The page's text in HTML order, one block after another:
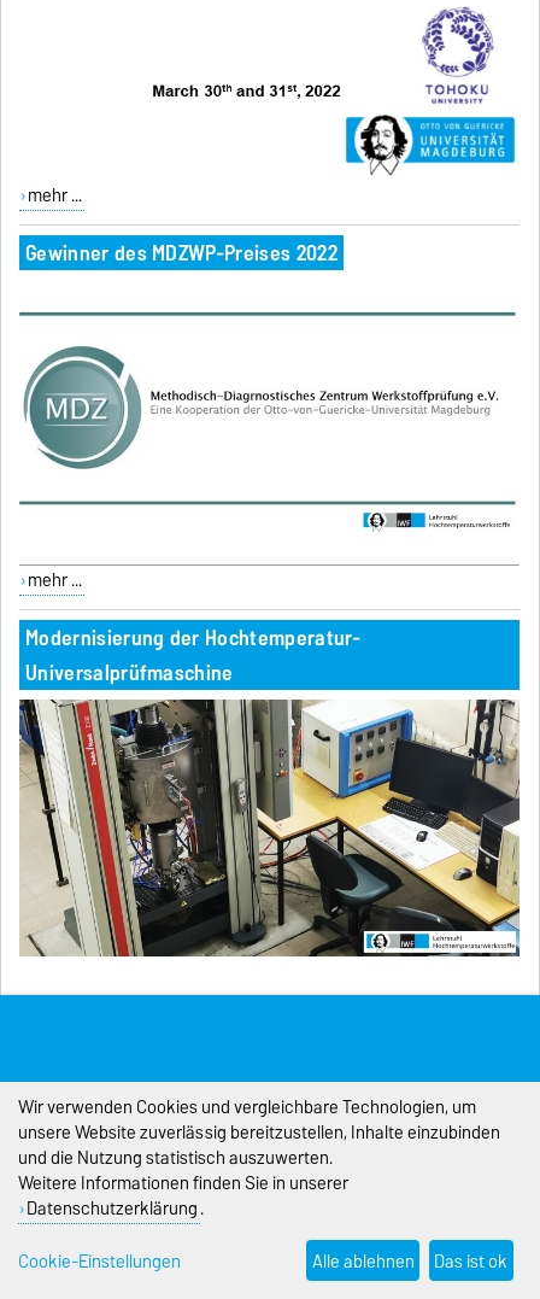
mehr ...
Gewinner des MDZWP-Preises 2022
mehr ...
Modernisierung der Hochtemperatur-
Universalprüfmaschine
Wir verwenden Cookies und vergleichbare Technologien, um
unsere Website zuverlässig bereitzustellen, Inhalte einzubinden
und die Nutzung statistisch auszuwerten.
Weitere Informationen finden Sie in unserer
Datenschutzerklärung.
Cookie-Einstellungen
Alle ablehnen Das ist ok